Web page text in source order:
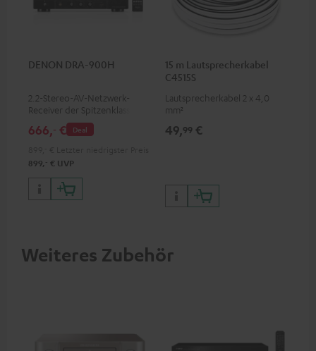
DENON DRA-900H
2.2-Stereo-AV-Netzwerk-
Receiver der Spitzenklasse mit
145 Watt pro Kanal an 6 Ohm,
USB-Playback sowie weitere
und 1 HDMI Ausgang mit
Unterstützung für 8K, 3D,
HDCP 2.3, HDR10+, ARC/eARC
Deal
666,‐ €
899, ‐ € UVP
15 m Lautsprecherkabel
C4515S
Lautsprecherkabel 2 x 4,0
mm²
49,99 €
Weiteres Zubehör